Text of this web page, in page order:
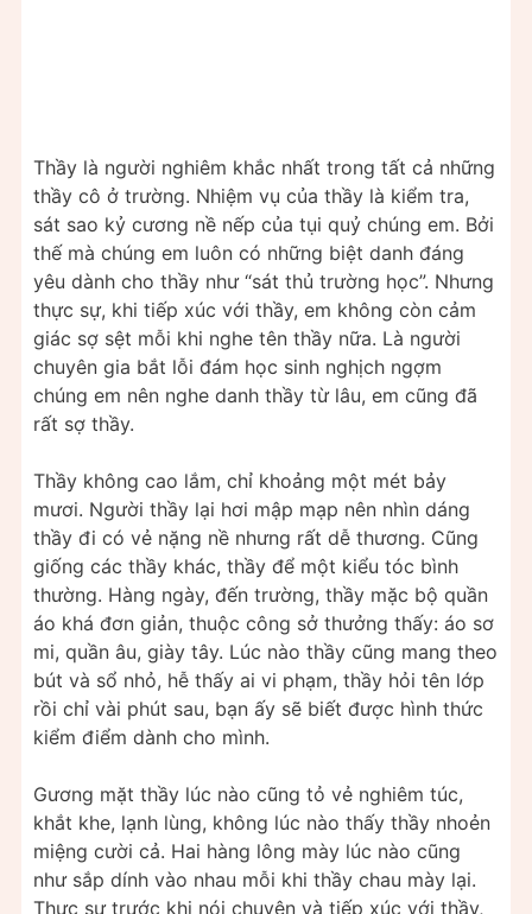
Thầy là người nghiêm khắc nhất trong tất cả những
thầy cô ở trường. Nhiệm vụ của thầy là kiểm tra,
sát sao kỷ cương nề nếp của tụi quỷ chúng em. Bởi
thế mà chúng em luôn có những biệt danh đáng
yêu dành cho thầy như “sát thủ trường học”. Nhưng
thực sự, khi tiếp xúc với thầy, em không còn cảm
giác sợ sệt mỗi khi nghe tên thầy nữa. Là người
chuyên gia bắt lỗi đám học sinh nghịch ngợm
chúng em nên nghe danh thầy từ lâu, em cũng đã
rất sợ thầy.
Thầy không cao lắm, chỉ khoảng một mét bảy
mươi. Người thầy lại hơi mập mạp nên nhìn dáng
thầy đi có vẻ nặng nề nhưng rất dễ thương. Cũng
giống các thầy khác, thầy để một kiểu tóc bình
thường. Hàng ngày, đến trường, thầy mặc bộ quần
áo khá đơn giản, thuộc công sở thưởng thấy: áo sơ
mi, quần âu, giày tây. Lúc nào thầy cũng mang theo
bút và sổ nhỏ, hễ thấy ai vi phạm, thầy hỏi tên lớp
rồi chỉ vài phút sau, bạn ấy sẽ biết được hình thức
kiểm điểm dành cho mình.
Gương mặt thầy lúc nào cũng tỏ vẻ nghiêm túc,
khắt khe, lạnh lùng, không lúc nào thấy thầy nhoẻn
miệng cười cả. Hai hàng lông mày lúc nào cũng
như sắp dính vào nhau mỗi khi thầy chau mày lại.
Thực sự trước khi nói chuyện và tiếp xúc với thầy,